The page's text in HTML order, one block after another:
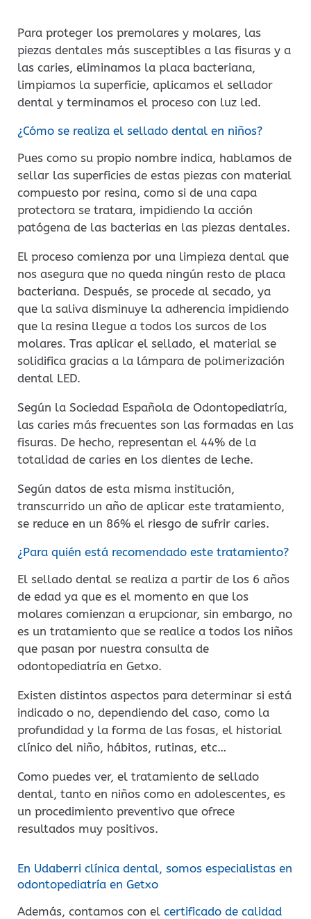
Para proteger los premolares y molares, las
piezas dentales más susceptibles a las fisuras y a
las caries, eliminamos la placa bacteriana,
limpiamos la superficie, aplicamos el sellador
dental y terminamos el proceso con luz led.
¿Cómo se realiza el sellado dental en niños?
Pues como su propio nombre indica, hablamos de
sellar las superficies de estas piezas con material
compuesto por resina, como si de una capa
protectora se tratara, impidiendo la acción
patógena de las bacterias en las piezas dentales.
El proceso comienza por una limpieza dental que
nos asegura que no queda ningún resto de placa
bacteriana. Después, se procede al secado, ya
que la saliva disminuye la adherencia impidiendo
que la resina llegue a todos los surcos de los
molares. Tras aplicar el sellado, el material se
solidifica gracias a la lámpara de polimerización
dental LED.
Según la Sociedad Española de Odontopediatría,
las caries más frecuentes son las formadas en las
fisuras. De hecho, representan el 44% de la
totalidad de caries en los dientes de leche.
Según datos de esta misma institución,
transcurrido un año de aplicar este tratamiento,
se reduce en un 86% el riesgo de sufrir caries.
¿Para quién está recomendado este tratamiento?
El sellado dental se realiza a partir de los 6 años
de edad ya que es el momento en que los
molares comienzan a erupcionar, sin embargo, no
es un tratamiento que se realice a todos los niños
que pasan por nuestra consulta de
odontopediatría en Getxo.
Existen distintos aspectos para determinar si está
indicado o no, dependiendo del caso, como la
profundidad y la forma de las fosas, el historial
clínico del niño, hábitos, rutinas, etc…
Como puedes ver, el tratamiento de sellado
dental, tanto en niños como en adolescentes, es
un procedimiento preventivo que ofrece
resultados muy positivos.
En Udaberri clínica dental, somos especialistas en
odontopediatría en Getxo
Además, contamos con el certificado de calidad